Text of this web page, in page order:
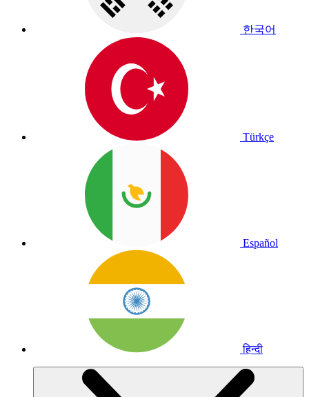
한국어
Türkçe
Español
हिन्दी